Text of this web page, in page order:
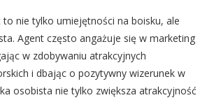
to nie tylko umiejętności na boisku, ale
Agent często angażuje się w marketing
w zdobywaniu atrakcyjnych
i dbając o pozytywny wizerunek w
osobista nie tylko zwiększa atrakcyjność